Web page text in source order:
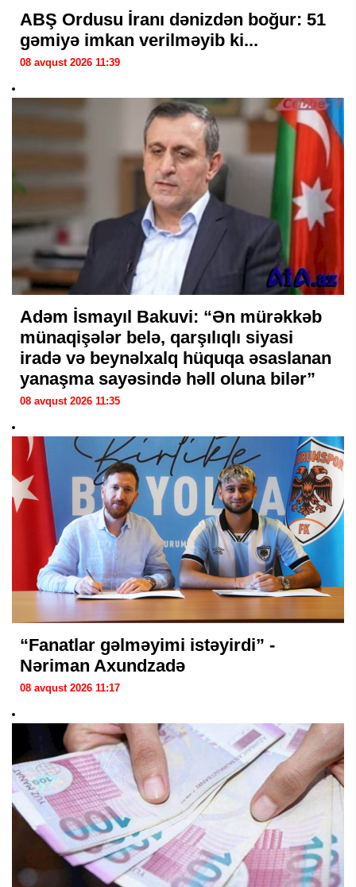
ABŞ Ordusu İranı dənizdən boğur: 51
gəmiyə imkan verilməyib ki...
08 avqust 2026 11:39
Adəm İsmayıl Bakuvi: “Ən mürəkkəb
münaqişələr belə, qarşılıqlı siyasi
iradə və beynəlxalq hüquqa əsaslanan
yanaşma sayəsində həll oluna bilər”
08 avqust 2026 11:35
“Fanatlar gəlməyimi istəyirdi” -
Nəriman Axundzadə
08 avqust 2026 11:17